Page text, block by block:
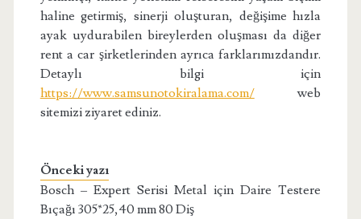
haline getirmiş, sinerji oluşturan, değişime hızla
ayak uydurabilen bireylerden oluşması da diğer
rent a car şirketlerinden ayrıca farklarımızdandır.
Detaylı bilgi için
https://www.samsunotokiralama.com/web
sitemizi ziyaret ediniz.
Önceki yazı
Bosch – Expert Serisi Metal için Daire Testere
Bıçağı 305*25,40 mm 80 Diş